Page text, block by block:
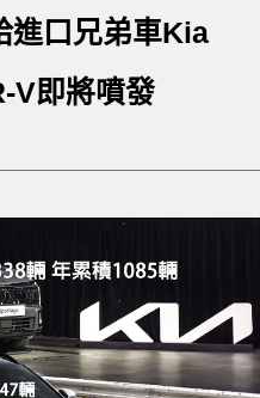
進口兄弟車Kia
V即將噴發